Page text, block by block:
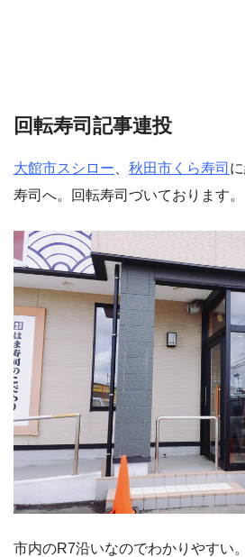
回転寿司記事連投
大館市スシロー 秋田市くら寿司
寿司へ。回転寿司づいております。
市内のR7沿いなのでわかりやすい